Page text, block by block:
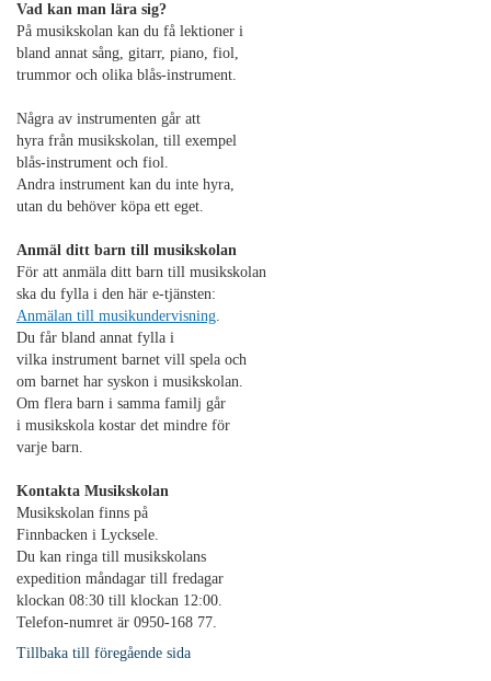
Vad kan man lära sig?
På musikskolan kan du få lektioner i
bland annat sång, gitarr, piano, fiol,
trummor och olika blås-instrument.
Några av instrumenten går att
hyra från musikskolan, till exempel
blås-instrument och fiol.
Andra instrument kan du inte hyra,
utan du behöver köpa ett eget.
Anmäl ditt barn till musikskolan
För att anmäla ditt barn till musikskolan
ska du fylla i den här e-tjänsten:
Anmälan till musikundervisning
Du får bland annat fylla i
vilka instrument barnet vill spela och
om barnet har syskon i musikskolan.
Om flera barn i samma familj går
i musikskola kostar det mindre för
varje barn.
Kontakta Musikskolan
Musikskolan finns på
Finnbacken i Lycksele.
Du kan ringa till musikskolans
expedition måndagar till fredagar
klockan 08:30 till klockan 12:00.
Telefon-numret är 0950-168 77.
Tillbaka till föregående sida